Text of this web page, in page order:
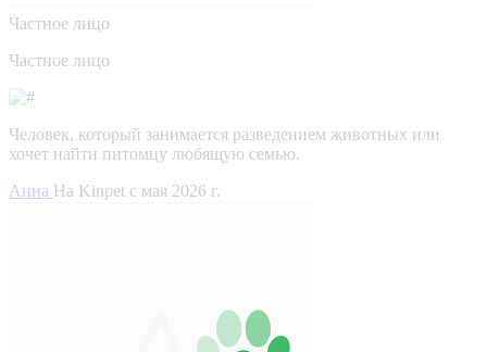
Частное лицо
Частное лицо
Человек, который занимается разведением животных или
хочет найти питомцу любящую семью.
Анна На Kinpet c мая 2026 г.